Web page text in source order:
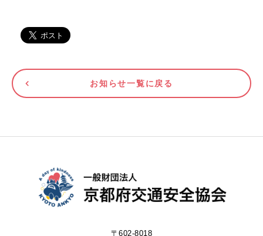
お知らせ一覧に戻る
〒602-8018